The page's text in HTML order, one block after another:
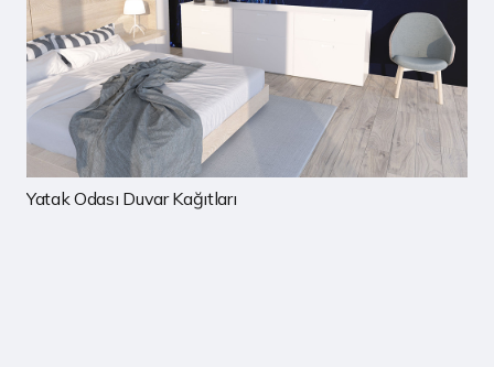
Çocuk Odası Duvar Kağıtları